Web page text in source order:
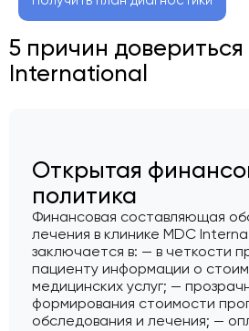
5 причин довериться
International
Открытая
политика
Финансовая составляющая
лечения в клинике MDC
заключается в: — в четкости
пациенту информации о
медицинских услуг; —
формирования стоимости
обследования и лечения; —